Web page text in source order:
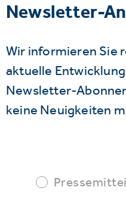
Newsletter-
Wir informieren Sie
aktuelle
Newsletter-
keine Neuigkeiten